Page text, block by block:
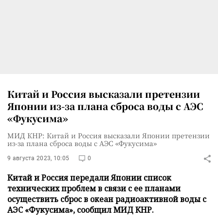
Китай и Россия высказали претензии
Японии из-за плана сброса воды с АЭС
«Фукусима»
МИД КНР: Китай и Россия высказали Японии претензии
из-за плана сброса воды с АЭС «Фукусима»
9 августа 2023, 10:05 0
Китай и Россия передали Японии список
технических проблем в связи с ее планами
осуществить сброс в океан радиоактивной воды с
АЭС «Фукусима», сообщил МИД КНР.